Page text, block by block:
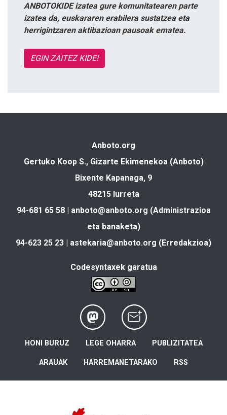
ANBOTOKIDE izatea gure komunitatearen parte
izatea da, euskararen erabilera sustatzea eta
herrigintzaren aktibazioan pausoak ematea.
EGIN ZAITEZ KIDE!
Anboto.org
Gertuko Koop S., Gizarte Ekimenekoa (Anboto)
Bixente Kapanaga, 9
48215 Iurreta
94-681 65 58 | anboto@anboto.org (Administrazioa
eta banaketa)
94-623 25 23 | astekaria@anboto.org (Erredakzioa)
Codesyntaxek garatua
HONI BURUZ LEGE OHARRA PUBLIZITATEA
ARAUAK HARREMANETARAKO RSS